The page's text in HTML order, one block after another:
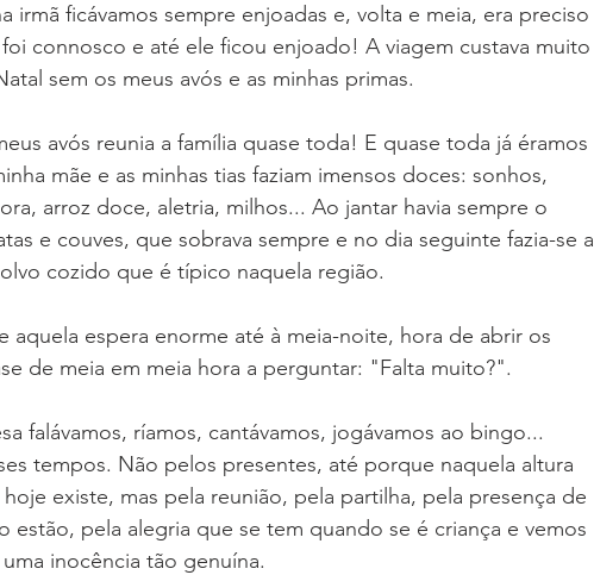
irmã ficávamos sempre enjoadas e, volta e meia, era preciso
connosco e até ele ficou enjoado! A viagem custava muito
sem os meus avós e as minhas primas.
avós reunia a família quase toda! E quase toda já éramos
mãe e as minhas tias faziam imensos doces: sonhos,
arroz doce, aletria, milhos... Ao jantar havia sempre o
e couves, que sobrava sempre e no dia seguinte fazia-se a
cozido que é típico naquela região.
aquela espera enorme até à meia-noite, hora de abrir os
de meia em meia hora a perguntar: "Falta muito?".
falávamos, ríamos, cantávamos, jogávamos ao bingo...
tempos. Não pelos presentes, até porque naquela altura
existe, mas pela reunião, pela partilha, pela presença de
estão, pela alegria que se tem quando se é criança e vemos
inocência tão genuína.